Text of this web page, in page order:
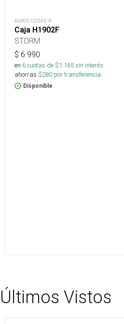
RAP051209FE-R
Caja H1902F
STORM
$ 6.990
en 6cuotas de $1.165sin interés
ahorras $280 por transferencia.
Disponible
Últimos Vistos